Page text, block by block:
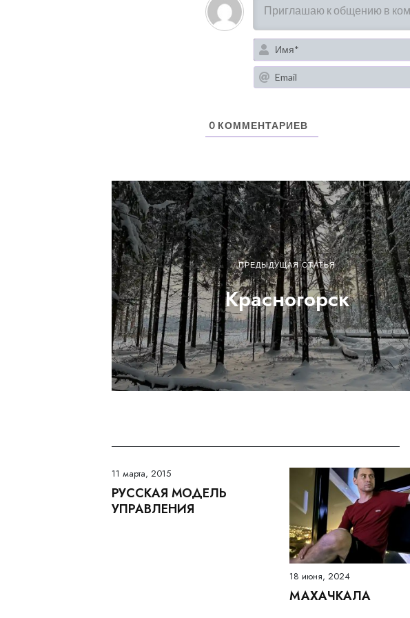
0 КОММЕНТАРИЕВ
ПРЕДЫДУЩАЯ СТАТЬЯ
Красногорск
11 марта, 2015
РУССКАЯ МОДЕЛЬ
УПРАВЛЕНИЯ
18 июня, 2024
МАХАЧКАЛА